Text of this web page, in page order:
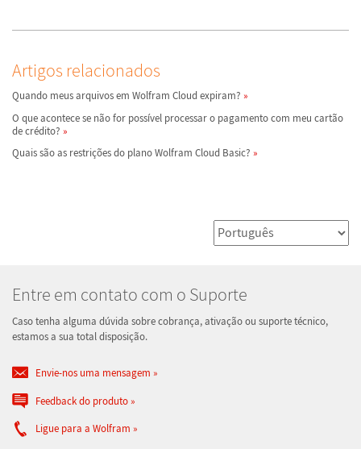
Artigos relacionados
Quando meus arquivos em Wolfram Cloud expiram?
O que acontece se não for possível processar o pagamento com meu cartão
de crédito?
Quais são as restrições do plano Wolfram Cloud Basic?
Entre em contato com o Suporte
Caso tenha alguma dúvida sobre cobrança, ativação ou suporte técnico,
estamos a sua total disposição.
Envie-nos uma mensagem
Feedback do produto
Ligue para a Wolfram